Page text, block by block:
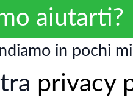
aiutarti?
in pochi
privacy